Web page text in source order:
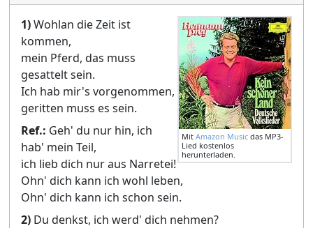
Mit Amazon Music das MP3-
Lied kostenlos
herunterladen.
1)Wohlan die Zeit ist
kommen,
mein Pferd, das muss
gesattelt sein.
Ich hab mir's vorgenommen,
geritten muss es sein.
Ref.: Geh' du nur hin, ich
hab' mein Teil,
ich lieb dich nur aus Narretei!
Ohn' dich kann ich wohl leben,
Ohn' dich kann ich schon sein.
2) Du denkst, ich werd' dich nehmen?